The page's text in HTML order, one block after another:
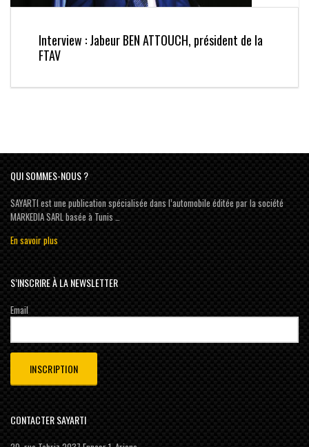
Interview : Jabeur BEN ATTOUCH, président de la
FTAV
QUI SOMMES-NOUS ?
SAYARTI est une publication spécialisée dans l’automobile éditée par la société
MARKEDIA SARL basée à Tunis …
En savoir plus
S’INSCRIRE À LA NEWSLETTER
Email
CONTACTER SAYARTI